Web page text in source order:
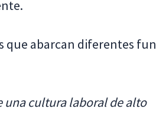
que abarcan diferentes
una cultura laboral de alto